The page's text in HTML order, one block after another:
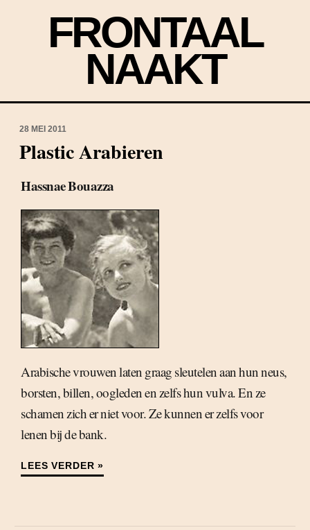
FRONTAAL
NAAKT
28 MEI 2011
Plastic Arabieren
Hassnae Bouazza
Arabische vrouwen laten graag sleutelen aan hun neus,
borsten, billen, oogleden en zelfs hun vulva. En ze
schamen zich er niet voor. Ze kunnen er zelfs voor
lenen bij de bank.
LEES VERDER »